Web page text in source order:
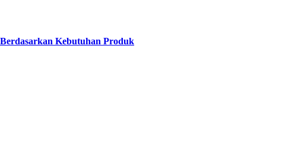
Kebutuhan Produk